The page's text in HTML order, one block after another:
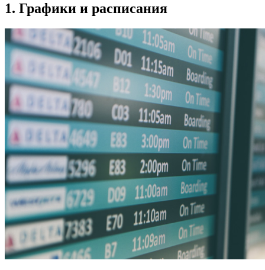
1. Графики и расписания